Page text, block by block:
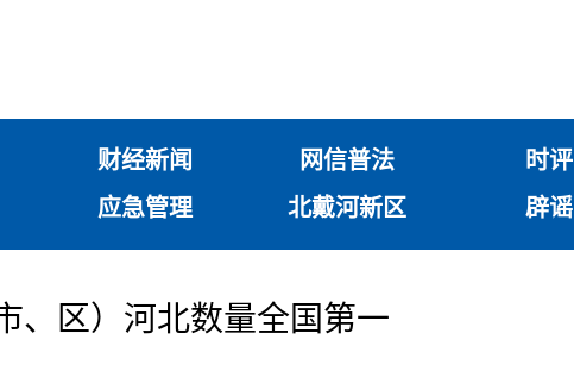
财经新闻 网信普法 时评
应急管理 北戴河新区 辟谣
、区）河北数量全国第一